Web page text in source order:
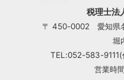
税理士法
〒 450-0002 愛知県
堀
TEL:052-583-
営業時